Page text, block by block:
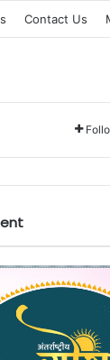
Contact Us